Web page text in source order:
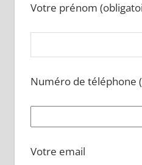
Votre prénom
Numéro de téléphone
Votre email